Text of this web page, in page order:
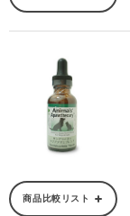
商品比較リスト